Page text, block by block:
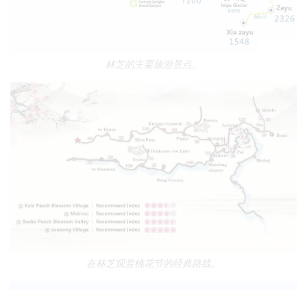
林芝的主要旅游景点。
在林芝观赏桃花节的经典路线。